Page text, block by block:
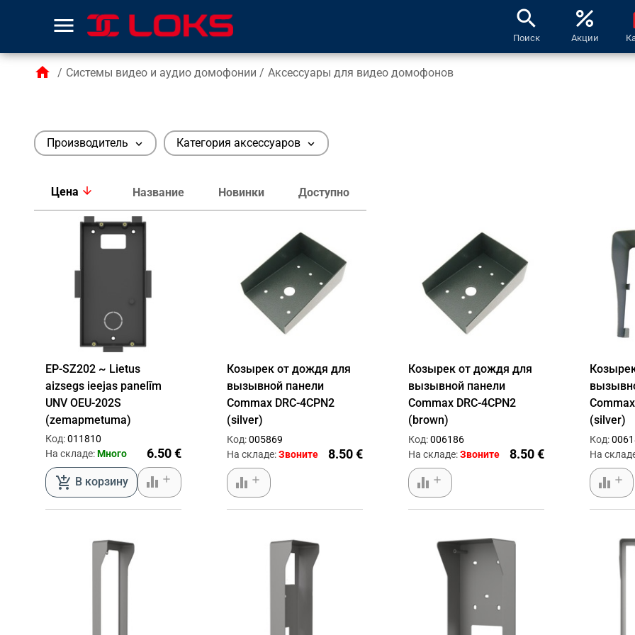
menu search
Поиск
percent
Акции
home / Системы видео и аудио домофонии / Аксессуары для видео домофонов
Производитель expand_more Категория аксессуаров expand_more
Цена arrow_downward Название Новинки Доступно
EP-SZ202 ~ Lietus
aizsegs ieejas panelīm
UNV OEU-202S
(zemapmetuma)
Код:011810
На складе:Много 6.50 €
add_shopping_cart В корзину equalizer
Козырек от дождя для
вызывной панели
Commax DRC-4CPN2
(silver)
Код:005869
На складе:Звоните 8.50 €
equalizer
Козырек от дождя для
вызывной панели
Commax DRC-4CPN2
(brown)
Код:006186
На складе:Звоните 8.50 €
equalizer
(silver)
Код:
На
equalizer